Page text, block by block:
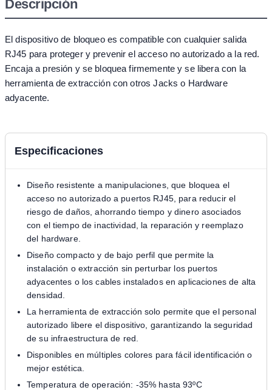
Descripción
El dispositivo de bloqueo es compatible con cualquier salida
RJ45 para proteger y prevenir el acceso no autorizado a la red.
Encaja a presión y se bloquea firmemente y se libera con la
herramienta de extracción con otros Jacks o Hardware
adyacente.
Especificaciones
Diseño resistente a manipulaciones, que bloquea el
acceso no autorizado a puertos RJ45, para reducir el
riesgo de daños, ahorrando tiempo y dinero asociados
con el tiempo de inactividad, la reparación y reemplazo
del hardware.
Diseño compacto y de bajo perfil que permite la
instalación o extracción sin perturbar los puertos
adyacentes o los cables instalados en aplicaciones de alta
densidad.
La herramienta de extracción solo permite que el personal
autorizado libere el dispositivo, garantizando la seguridad
de su infraestructura de red.
Disponibles en múltiples colores para fácil identificación o
mejor estética.
Temperatura de operación: -35% hasta 93ºC